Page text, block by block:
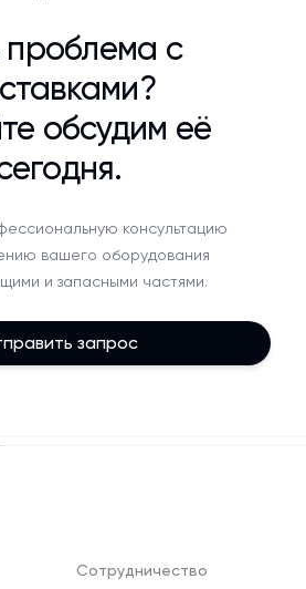
проблема с
обсудим её
консультацию
вашего оборудования
и запасными частями.
запрос
Сотрудничество